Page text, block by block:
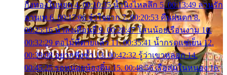
กิ่งทองใบหยก 4. 00:10:35 น้ำนิ่งไหลลึก 5. 00:13:49 ลานรัก
ลานเท 6. 00:17:06 จำใจจาก 7. 00:20:53 คืนฝนตก 8.
00:25:16 น้ำลงเดือนยี่ 9. 00:28:47 โสนน้อยเรือนงาม 10.
00:32:29 ตอไม้ที่ตายแล้ว 11. 00:35:41 น้ำกรดแช่เย็น 12.
00:39:08 อยากฟังซ้ำ 13. 00:42:32 รู้ว่าเขาหลอก 14.
00:45:25 รอหน่อยน้องติ๋ม 15. 00:48:56 เรือล่มในหนอง 16.